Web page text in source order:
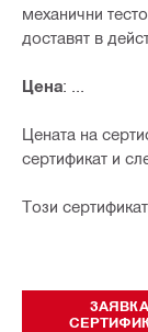
механични
доставят в
Цена: ...
Цената на
сертификат и
Този